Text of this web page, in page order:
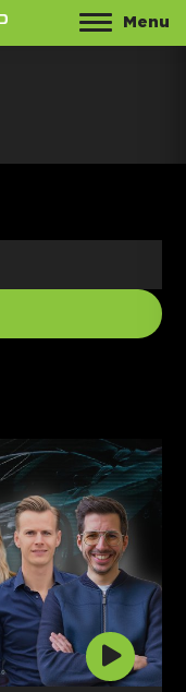
Menu